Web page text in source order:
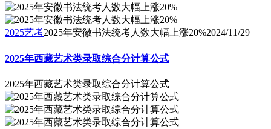
2025艺考2025年安徽书法统考人数大幅上涨20%2024/11/29
2025年西藏艺术类录取综合分计算公式
2025年西藏艺术类录取综合分计算公式